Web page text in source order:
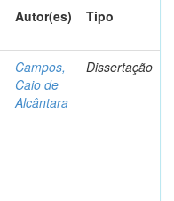
Autor(es) Tipo
Campos,
Caio de
Alcântara
Dissertação